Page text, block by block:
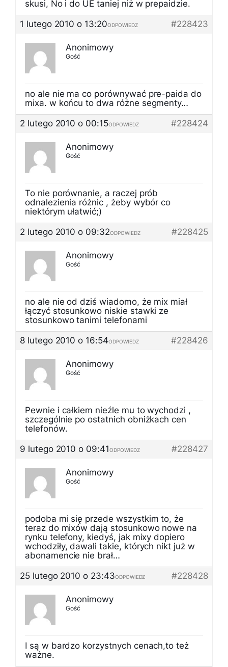
skusi, No i do UE taniej niż w prepaidzie.
1 lutego 2010 o 13:20
#228423
ODPOWIEDZ
Anonimowy
Gość
no ale nie ma co porównywać pre-paida do
mixa. w końcu to dwa różne segmenty…
2 lutego 2010 o 00:15
#228424
ODPOWIEDZ
Anonimowy
Gość
To nie porównanie, a raczej prób
odnalezienia różnic , żeby wybór co
niektórym ułatwić;)
2 lutego 2010 o 09:32
#228425
ODPOWIEDZ
Anonimowy
Gość
no ale nie od dziś wiadomo, że mix miał
łączyć stosunkowo niskie stawki ze
stosunkowo tanimi telefonami
8 lutego 2010 o 16:54
#228426
ODPOWIEDZ
Anonimowy
Gość
Pewnie i całkiem nieźle mu to wychodzi ,
szczególnie po ostatnich obniżkach cen
telefonów.
9 lutego 2010 o 09:41
#228427
ODPOWIEDZ
Anonimowy
Gość
podoba mi się przede wszystkim to, że
teraz do mixów dają stosunkowo nowe na
rynku telefony, kiedyś, jak mixy dopiero
wchodziły, dawali takie, których nikt już w
abonamencie nie brał…
25 lutego 2010 o 23:43
#228428
ODPOWIEDZ
Anonimowy
Gość
I są w bardzo korzystnych cenach,to też
ważne.